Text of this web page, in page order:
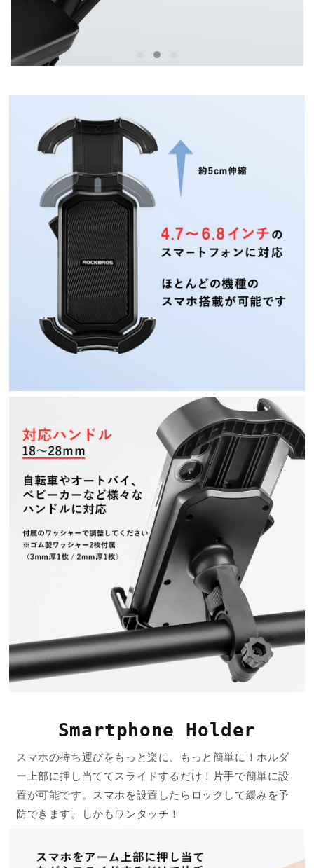
Smartphone Holder
スマホの持ち運びをもっと楽に、もっと簡単に！ホルダ
ー上部に押し当ててスライドするだけ！片手で簡単に設
置が可能です。スマホを設置したらロックして緩みを予
防できます。しかもワンタッチ！